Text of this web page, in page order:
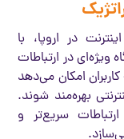
در اروپا، با
ویژه‌ای در ارتباطات
امکان می‌دهد
بهره‌مند شوند.
سریع‌تر و